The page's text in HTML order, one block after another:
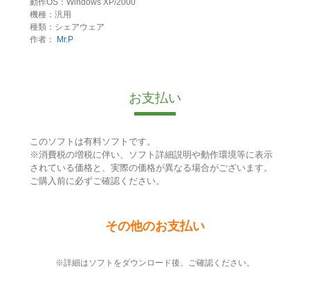
機種：汎用
種類：シェアウェア
作者：
Mr.P
お支払い
このソフトは有料ソフトです。
※消費税の増税に伴い、ソフト詳細説明や動作環境等に表示
されている価格と、実際の価格が異なる場合がございます。
ご購入前に必ずご確認ください。
その他のお支払い
※詳細はソフトをダウンロード後、ご確認ください。